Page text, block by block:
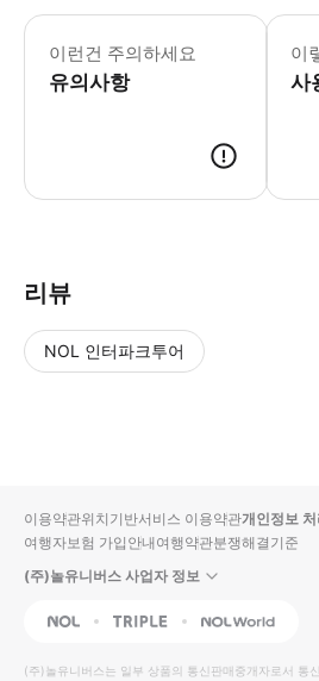
이런건 주의하세요
유의사항
★★ 픽
이
사
리뷰
NOL 인터파크투어
입니
다.
높
사
동
순
상
이용약관위치기반서비스 이용약관개인정보
여행자보험 가입안내여행약관분쟁해결기준
(주)놀유니버스 사업자 정보
NOL Triple Interpark Global
(주)놀유니버스는 일부 상품의 통신판매중개자로서 통